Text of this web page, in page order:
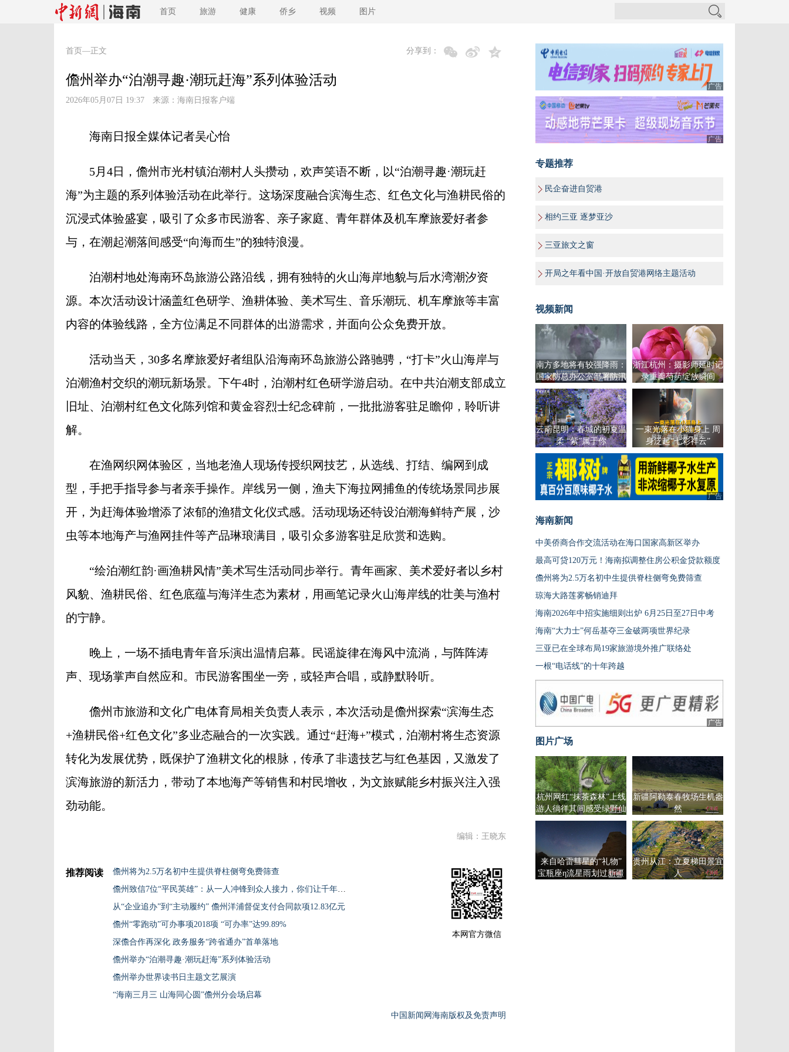
首页 旅游 健康 侨乡 视频 图片
首页 —正文 分享到：
儋州举办“泊潮寻趣·潮玩赶海”系列体验活动
2026年05月07日 19:37 来源： 海南日报客户端
海南日报全媒体记者吴心怡
5月4日，儋州市光村镇泊潮村人头攒动，欢声笑语不断，以“泊潮寻趣·潮玩赶
海”为主题的系列体验活动在此举行。这场深度融合滨海生态、红色文化与渔耕民俗的
沉浸式体验盛宴，吸引了众多市民游客、亲子家庭、青年群体及机车摩旅爱好者参
与，在潮起潮落间感受“向海而生”的独特浪漫。
泊潮村地处海南环岛旅游公路沿线，拥有独特的火山海岸地貌与后水湾潮汐资
源。本次活动设计涵盖红色研学、渔耕体验、美术写生、音乐潮玩、机车摩旅等丰富
内容的体验线路，全方位满足不同群体的出游需求，并面向公众免费开放。
活动当天，30多名摩旅爱好者组队沿海南环岛旅游公路驰骋，“打卡”火山海岸与
泊潮渔村交织的潮玩新场景。下午4时，泊潮村红色研学游启动。在中共泊潮支部成立
旧址、泊潮村红色文化陈列馆和黄金容烈士纪念碑前，一批批游客驻足瞻仰，聆听讲
解。
在渔网织网体验区，当地老渔人现场传授织网技艺，从选线、打结、编网到成
型，手把手指导参与者亲手操作。岸线另一侧，渔夫下海拉网捕鱼的传统场景同步展
开，为赶海体验增添了浓郁的渔猎文化仪式感。活动现场还特设泊潮海鲜特产展，沙
虫等本地海产与渔网挂件等产品琳琅满目，吸引众多游客驻足欣赏和选购。
“绘泊潮红韵·画渔耕风情”美术写生活动同步举行。青年画家、美术爱好者以乡村
风貌、渔耕民俗、红色底蕴与海洋生态为素材，用画笔记录火山海岸线的壮美与渔村
的宁静。
晚上，一场不插电青年音乐演出温情启幕。民谣旋律在海风中流淌，与阵阵涛
声、现场掌声自然应和。市民游客围坐一旁，或轻声合唱，或静默聆听。
儋州市旅游和文化广电体育局相关负责人表示，本次活动是儋州探索“滨海生态
+渔耕民俗+红色文化”多业态融合的一次实践。通过“赶海+”模式，泊潮村将生态资源
转化为发展优势，既保护了渔耕文化的根脉，传承了非遗技艺与红色基因，又激发了
滨海旅游的新活力，带动了本地海产等销售和村民增收，为文旅赋能乡村振兴注入强
劲动能。
编辑：王晓东
推荐阅读
儋州将为2.5万名初中生提供脊柱侧弯免费筛查
儋州致信7位“平民英雄”：从一人冲锋到众人接力，你们让千年古郡更有温度
从“企业追办”到“主动履约” 儋州洋浦督促支付合同款项12.83亿元
儋州“零跑动”可办事项2018项 “可办率”达99.89%
深儋合作再深化 政务服务“跨省通办”首单落地
儋州举办“泊潮寻趣·潮玩赶海”系列体验活动
儋州举办世界读书日主题文艺展演
“海南三月三 山海同心圆”儋州分会场启幕
本网官方微信
中国新闻网海南版权及免责声明
广告
广告
专题推荐
民企奋进自贸港
相约三亚 逐梦亚沙
三亚旅文之窗
开局之年看中国·开放自贸港网络主题活动
视频新闻
南方多地将有较强降雨：
国家防总办公室部署防汛
工作
浙江杭州：摄影师延时记
录重瓣芍药绽放瞬间
云南昆明：春城的初夏温
柔 “紫”属于你
一束光落在小猫身上 周
身泛起“七彩祥云”
广告
海南新闻
中美侨商合作交流活动在海口国家高新区举办
最高可贷120万元！海南拟调整住房公积金贷款额度
儋州将为2.5万名初中生提供脊柱侧弯免费筛查
琼海大路莲雾畅销迪拜
海南2026年中招实施细则出炉 6月25日至27日中考
海南“大力士”何岳基夺三金破两项世界纪录
三亚已在全球布局19家旅游境外推广联络处
一根“电话线”的十年跨越
广告
图片广场
杭州网红“抹茶森林”上线
游人徜徉其间感受绿野仙
踪
新疆阿勒泰春牧场生机盎
然
来自哈雷彗星的“礼物”
宝瓶座η流星雨划过新疆
贵州从江：立夏梯田景宜
人